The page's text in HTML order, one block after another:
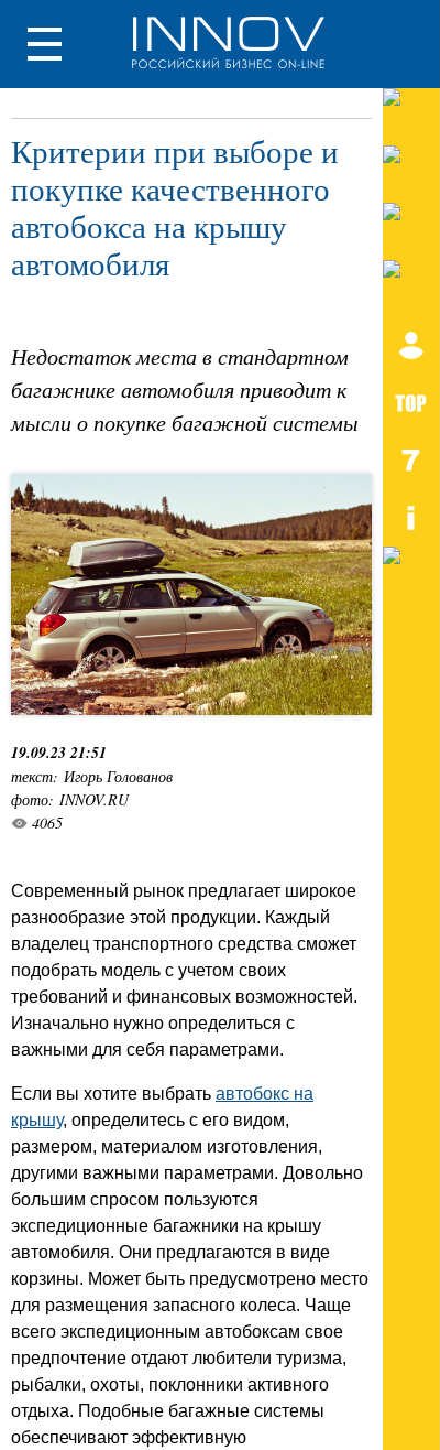
Критерии при выборе и
покупке качественного
автобокса на крышу
автомобиля
Недостаток места в стандартном
багажнике автомобиля приводит к
мысли о покупке багажной системы
19.09.23 21:51
текст: Игорь Голованов
фото: INNOV.RU
4065
Современный рынок предлагает широкое
разнообразие этой продукции. Каждый
владелец транспортного средства сможет
подобрать модель с учетом своих
требований и финансовых возможностей.
Изначально нужно определиться с
важными для себя параметрами.
Если вы хотите выбрать автобокс на
крышу, определитесь с его видом,
размером, материалом изготовления,
другими важными параметрами. Довольно
большим спросом пользуются
экспедиционные багажники на крышу
автомобиля. Они предлагаются в виде
корзины. Может быть предусмотрено место
для размещения запасного колеса. Чаще
всего экспедиционным автобоксам свое
предпочтение отдают любители туризма,
рыбалки, охоты, поклонники активного
отдыха. Подобные багажные системы
обеспечивают эффективную